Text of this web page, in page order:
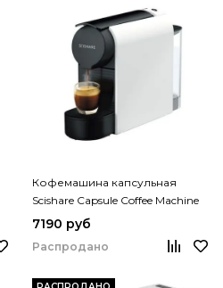
Кофемашина капсульная
Scishare Capsule Coffee Machine
S1104
7190 руб
Распродано